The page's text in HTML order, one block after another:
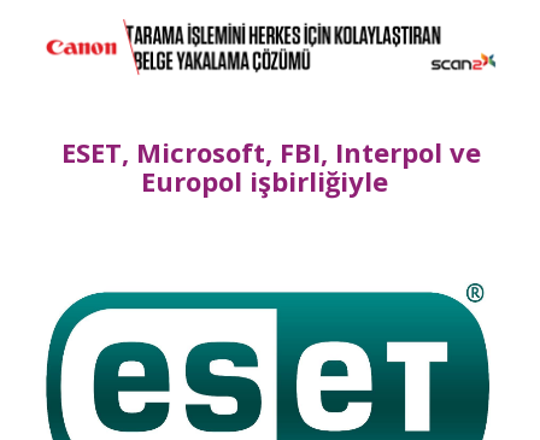
ESET, Microsoft, FBI, Interpol ve
Europol işbirliğiyle